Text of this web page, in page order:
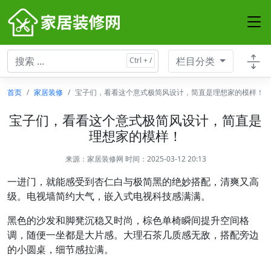
栏目分类
首页 家居装修 宝子们，看看这个意式极简风设计，简直是理想家的模样！
宝子们，看看这个意式极简风设计，简直是
理想家的模样！
来源： 家居装修网 时间：2025-03-12 20:13
一进门，就能感受到杏仁白与极简黑的绝妙搭配，清爽又高
级。电视墙简约大气，嵌入式电视科技感满满。
黑色的沙发和脚凳沉稳又时尚，棕色单椅瞬间提升空间格
调，随便一坐都是大片感。大理石茶几质感无敌，搭配旁边
的小圆桌，细节感拉满。